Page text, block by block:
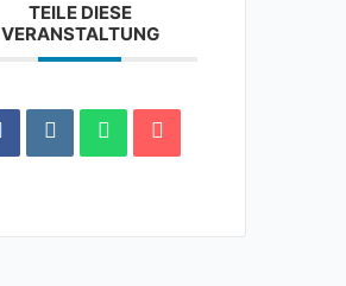
TEILE DIESE
VERANSTALTUNG